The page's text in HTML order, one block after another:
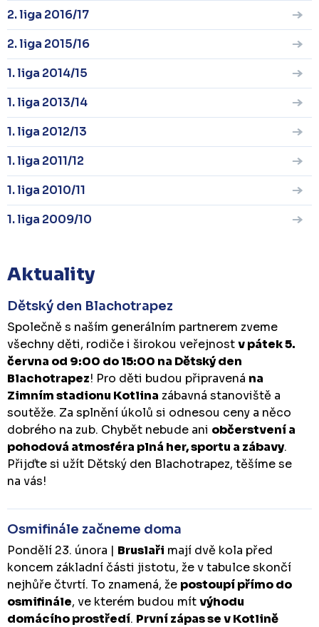
2. liga 2016/17
2. liga 2015/16
1. liga 2014/15
1. liga 2013/14
1. liga 2012/13
1. liga 2011/12
1. liga 2010/11
1. liga 2009/10
Aktuality
Dětský den Blachotrapez
Společně s naším generálním partnerem zveme
všechny děti, rodiče i širokou veřejnostv pátek 5.
června od 9:00 do 15:00 na Dětský den
Blachotrapez! Pro děti budou připravená na
Zimním stadionu Kotlina zábavná stanoviště a
soutěže. Za splnění úkolů si odnesou ceny a něco
dobrého na zub. Chybět nebude ani občerstvení a
pohodová atmosféra plná her, sportu a zábavy.
Přijďte si užít Dětský den Blachotrapez, těšíme se
na vás!
Osmifinále začneme doma
Pondělí 23. února | Bruslaři mají dvě kola před
koncem základní části jistotu, že v tabulce skončí
nejhůře čtvrtí. To znamená, že postoupí přímo do
osmifinále, ve kterém budou mítvýhodu
domácího prostředí. První zápas se v Kotlině